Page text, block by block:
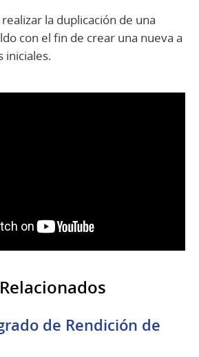
la duplicación de una
con el fin de crear una nueva a
iniciales.
de Rendición de